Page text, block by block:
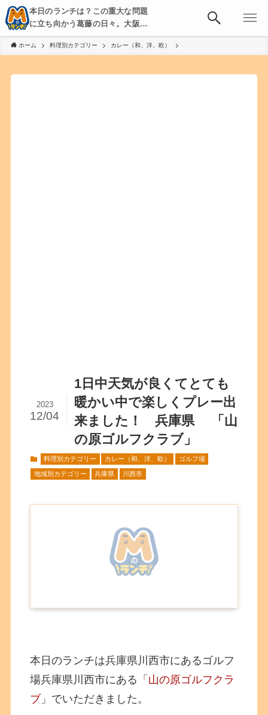
本日のランチは？この重大な問題
に立ち向かう葛藤の日々。大阪・
京都・神戸を中心とした食べ歩
き、飲み歩きを綴る。
ホーム 料理別カテゴリー カレー（和、洋、欧）
1日中天気が良くてとても
暖かい中で楽しくプレー出
来ました！ 兵庫県 「山
の原ゴルフクラブ」
2023
12/04
料理別カテゴリー カレー（和、洋、欧） ゴルフ場
地域別カテゴリー 兵庫県 川西市
本日のランチは兵庫県川西市にあるゴルフ
場兵庫県川西市にある「 山の原ゴルフクラ
ブ 」でいただきました。